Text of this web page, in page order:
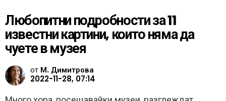
Любопитни подробности за 11
известни картини, които няма да
чуете в музея
от М. Димитрова
2022-11-28, 07:14